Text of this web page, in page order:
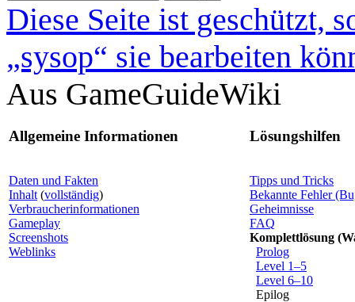
Diese Seite ist geschützt,
„sysop“ sie bearbeiten
Aus GameGuideWiki
Allgemeine Informationen Lösungshilfen
Daten und Fakten
Inhalt (vollständig)
Verbraucherinformationen
Gameplay
Screenshots
Weblinks
Tipps und Tricks
Bekannte Fehler
Geheimnisse
FAQ
Komplettlösung
Prolog
Level 1–5
Level 6–10
Epilog